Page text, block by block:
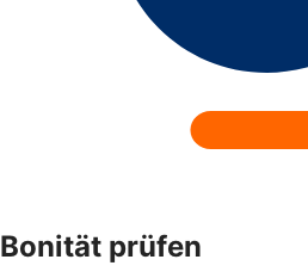
Bonität prüfen